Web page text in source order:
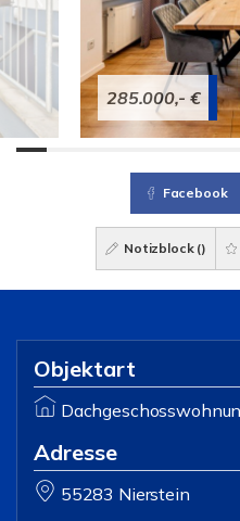
285.000,- €
Facebook
Notizblock ()
Objektart
Adresse
55283 Nierstein